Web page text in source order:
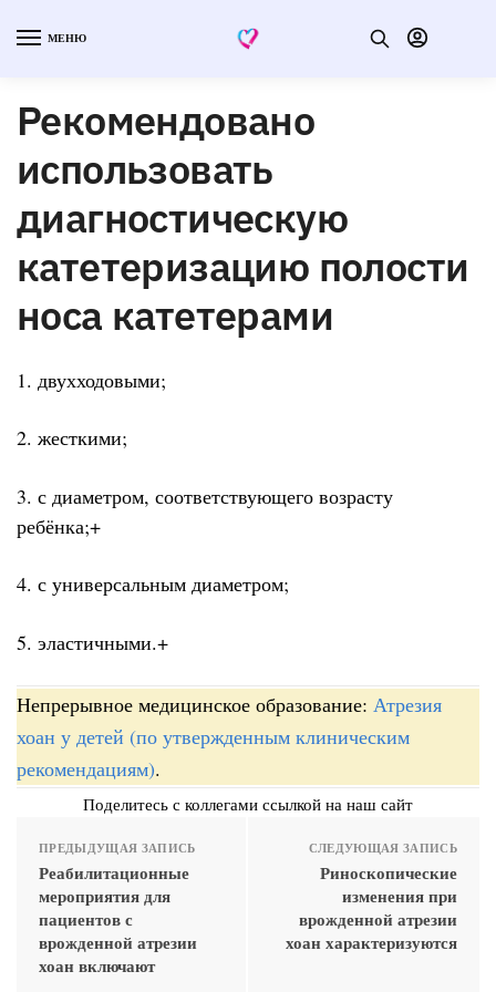
МЕНЮ
Рекомендовано
использовать
диагностическую
катетеризацию полости
носа катетерами
1. двухходовыми;
2. жесткими;
3. с диаметром, соответствующего возрасту
ребёнка;+
4. с универсальным диаметром;
5. эластичными.+
Непрерывное медицинское образование: Атрезия
хоан у детей (по утвержденным клиническим
рекомендациям).
Поделитесь с коллегами ссылкой на наш сайт
ПРЕДЫДУЩАЯ ЗАПИСЬ
Реабилитационные
мероприятия для
пациентов с
врожденной атрезии
хоан включают
СЛЕДУЮЩАЯ ЗАПИСЬ
Риноскопические
изменения при
врожденной атрезии
хоан характеризуются